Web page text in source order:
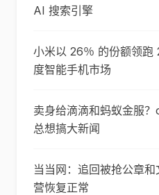
AI 搜索引擎
小米以 26％ 的份额领跑
度智能手机市场
卖身给滴滴和蚂蚁金服
总想搞大新闻
当当网：追回被抢公章
营恢复正常